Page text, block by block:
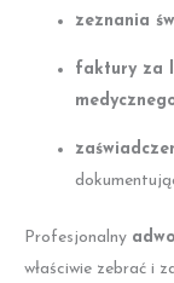
zeznania
faktury za
Profesjonalny
właściwie zebrać i